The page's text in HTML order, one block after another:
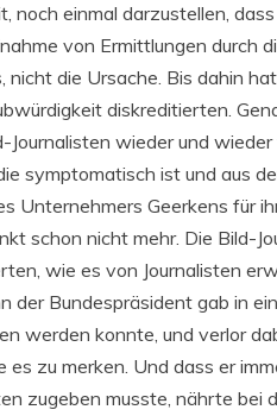
noch einmal darzustellen,
von Ermittlungen
die Ursache. Bis dahin
diskreditierten.
Journalisten wieder und
symptomatisch ist und aus
Unternehmers Geerkens für
schon nicht mehr. Die Bild-
wie es von Journalisten
der Bundespräsident gab in
werden konnte, und verlor
es zu merken. Und dass er
zugeben musste, nährte bei